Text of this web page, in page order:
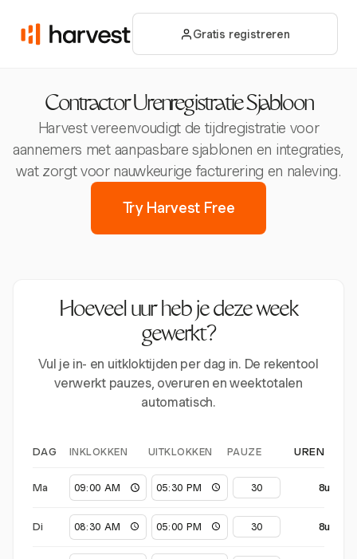
Gratis registreren
Contractor Urenregistratie Sjabloon
Harvest vereenvoudigt de tijdregistratie voor
aannemers met aanpasbare sjablonen en integraties,
wat zorgt voor nauwkeurige facturering en naleving.
Try Harvest Free
Hoeveel uur heb je deze week
gewerkt?
Vul je in- en uitkloktijden per dag in. De rekentool
verwerkt pauzes, overuren en weektotalen
automatisch.
DAG INKLOKKEN UITKLOKKEN PAUZE UREN
Ma 8u
Di 8u